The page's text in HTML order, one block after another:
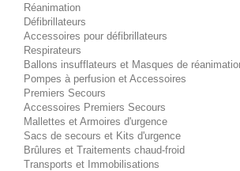
Réanimation
Défibrillateurs
Accessoires pour défibrillateurs
Respirateurs
Ballons insufflateurs et Masques de
Pompes à perfusion et Accessoires
Premiers Secours
Accessoires Premiers Secours
Mallettes et Armoires d'urgence
Sacs de secours et Kits d'urgence
Brûlures et Traitements chaud-froid
Transports et Immobilisations